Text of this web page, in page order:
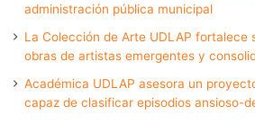
administración pública municipal
La Colección de Arte UDLAP fortalece
obras de artistas emergentes y
Académica UDLAP asesora un
capaz de clasificar episodios ansioso-